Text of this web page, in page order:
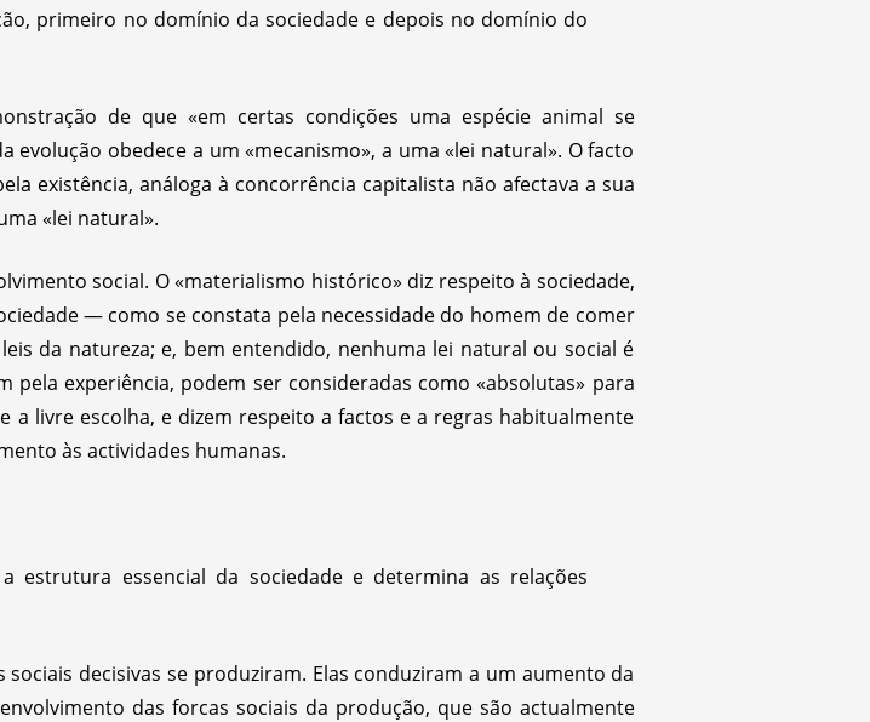
primeiro no domínio da sociedade e depois no domínio do
de que «em certas condições uma espécie animal se
obedece a um «mecanismo», a uma «lei natural». O facto
existência, análoga à concorrência capitalista não afectava a sua
«lei natural».
social. O «materialismo histórico» diz respeito à sociedade,
— como se constata pela necessidade do homem de comer
da natureza; e, bem entendido, nenhuma lei natural ou social é
pela experiência, podem ser consideradas como «absolutas» para
livre escolha, e dizem respeito a factos e a regras habitualmente
às actividades humanas.
essencial da sociedade e determina as relações
decisivas se produziram. Elas conduziram a um aumento da
das forcas sociais da produção, que são actualmente